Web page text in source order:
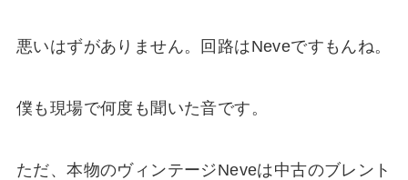
悪いはずがありません。回路はNeveですもんね。
僕も現場で何度も聞いた音です。
ただ、本物のヴィンテージNeveは中古のブレント